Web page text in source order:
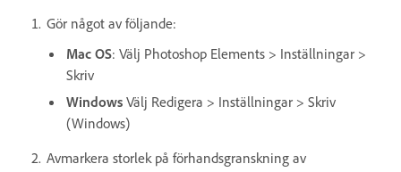
Gör något av följande:
Mac OS: Välj Photoshop Elements > Inställningar >
Skriv
Windows Välj Redigera > Inställningar > Skriv
(Windows)
Avmarkera storlek på förhandsgranskning av